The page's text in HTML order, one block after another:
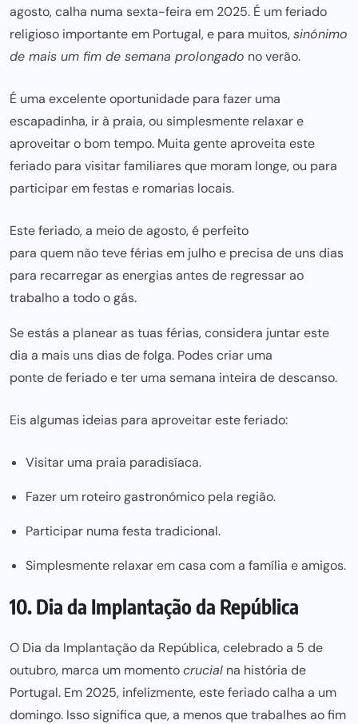
agosto, calha numa sexta-feira em 2025. É um feriado
religioso importante em Portugal, e para muitos,sinónimo
de mais um fim de semana prolongado no verão.
É uma excelente oportunidade para fazer uma
escapadinha, ir à praia, ou simplesmente relaxar e
aproveitar o bom tempo. Muita gente aproveita este
feriado para visitar familiares que moram longe, ou para
participar em festas e romarias locais.
Este feriado, a meio de agosto, é perfeito
para quem não teve fériasem julho e precisa de uns dias
para recarregar as energias antes de regressar ao
trabalho a todo o gás.
Se estás a planear as tuas férias, considera juntar este
dia a mais uns dias de folga. Podes criar uma
ponte de feriadoe ter uma semana inteira de descanso.
Eis algumas ideias para aproveitar este feriado:
Visitar uma praia paradisíaca.
Fazer um roteiro gastronómico pela região.
Participar numa festa tradicional.
Simplesmente relaxar em casa com a família e amigos.
10. Dia da Implantação da República
O Dia da Implantação da República, celebrado a 5 de
outubro, marca um momentocrucial na história de
Portugal. Em 2025, infelizmente, este feriado calha a um
domingo. Isso significa que, a menos que trabalhes ao fim